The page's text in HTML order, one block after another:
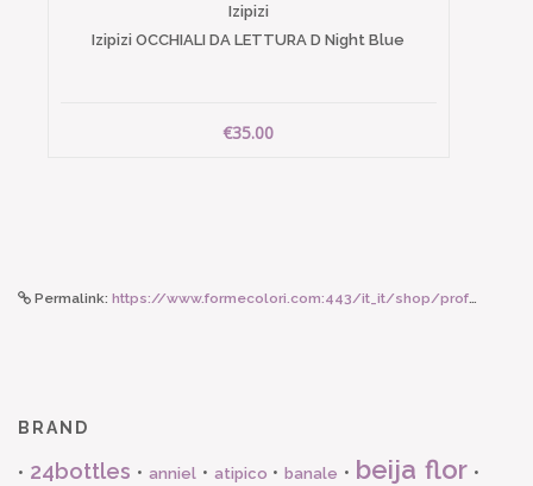
Izipizi
Izipizi OCCHIALI DA LETTURA D Night Blue
€35.00
Permalink: https://www.formecolori.com:443/it_it/shop/profumazioni/lampe_berger/lampe_berger_lampe_berger_poussiere_d_ambre_1l_ricarica_per_lampe_/6325
BRAND
• 24bottles • anniel• atipico •banale • beija flor •